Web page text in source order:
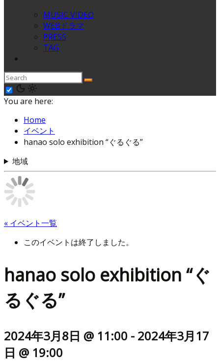
MUSIC VIDEO
WEBドラマ
PRESS
TAG
You are here:
Home
イベント
hanao solo exhibition “ぐるぐる”
地域
« イベント一覧
このイベントは終了しました。
hanao solo exhibition “ぐ
るぐる”
2024年3月8日 @ 11:00 - 2024年3月17
日 @ 19:00